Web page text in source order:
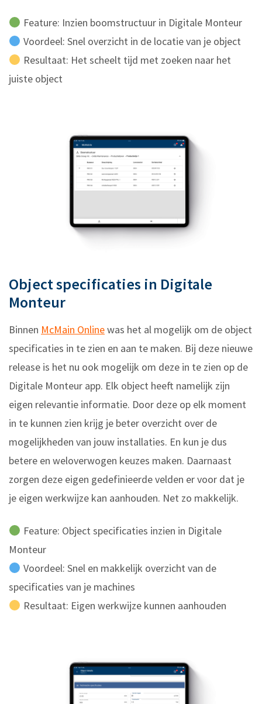
Feature: Inzien boomstructuur in Digitale Monteur
Voordeel: Snel overzicht in de locatie van je object
Resultaat: Het scheelt tijd met zoeken naar het
juiste object
Object specificaties in Digitale
Monteur
Binnen McMain Onlinewas het al mogelijk om de object
specificaties in te zien en aan te maken. Bij deze nieuwe
release is het nu ook mogelijk om deze in te zien op de
Digitale Monteur app. Elk object heeft namelijk zijn
eigen relevantie informatie. Door deze op elk moment
in te kunnen zien krijg je beter overzicht over de
mogelijkheden van jouw installaties. En kun je dus
betere en weloverwogen keuzes maken. Daarnaast
zorgen deze eigen gedefinieerde velden er voor dat je
je eigen werkwijze kan aanhouden. Net zo makkelijk.
Feature: Object specificaties inzien in Digitale
Monteur
Voordeel: Snel en makkelijk overzicht van de
specificaties van je machines
Resultaat: Eigen werkwijze kunnen aanhouden